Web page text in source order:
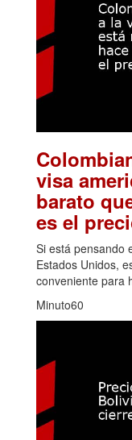
visa
barato
es el
Si está pensando
Estados Unidos,
conveniente para
Minuto60